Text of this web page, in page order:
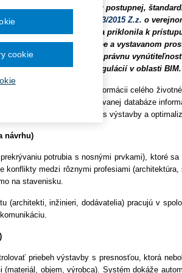
republika zvolila cestu postupnej,
19650 a zákona č.
343/2015 Z.z. o
Česká republika sa priklonila k
informácií o stavbe a vystavanom
stratégií s dôrazom na právnu
do svetových regulácií v oblasti BIM.
metódy spočíva v transformácii celého
o inteligentnej, štruktúrovanej databáze
minimalizácia rizika počas výstavby a
návrhu)
potrubia s nosnými prvkami), ktoré
konflikty medzi rôznymi profesiami
na stavenisku.
(architekti, inžinieri, dodávatelia) pracujú v
priebeh výstavby s presnosťou, ktorá
objem, výrobca). Systém dokáže
cookie